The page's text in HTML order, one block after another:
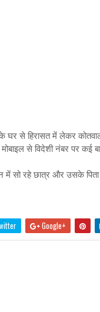
घर से हिरासत में लेकर
से विदेशी नंबर पर कई
में सो रहे छात्र और उसके
Google+